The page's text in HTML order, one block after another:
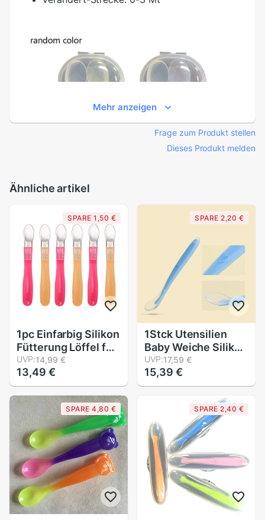
Mehr anzeigen
Frage zum Produkt stellen
Dieses Produkt melden
Ähnliche artikel
SPARE 1,50 €
1pc Einfarbig Silikon
Fütterung Löffel für
Baby Kleinkind
Sicherheit Weichen
freundlicher
Utensilien
freundlicher
Besteck Geschirr
UVP:14,99 €
13,49 €
SPARE 2,20 €
1Stck Utensilien
Baby Weiche Silikon
Löffel Süssigkeit
Farbe Temperatur
spüren Löffel
Lebensmittel Baby
Fütterung
Werkzeuge
UVP:17,59 €
15,39 €
SPARE 4,80 € SPARE 2,40 €